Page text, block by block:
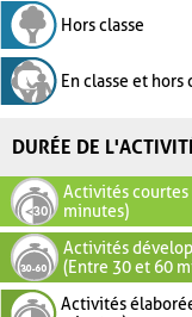
Hors classe
En classe et hors
DURÉE DE
Activités courtes
minutes)
Activités
(Entre 30 et 60
Activités